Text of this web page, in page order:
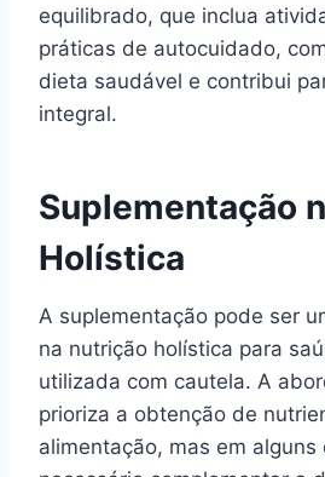
equilibrado, que inclua
práticas de autocuidado,
dieta saudável e contribui
integral.
Suplementação
Holística
A suplementação pode ser
na nutrição holística para
utilizada com cautela. A
prioriza a obtenção de
alimentação, mas em alguns